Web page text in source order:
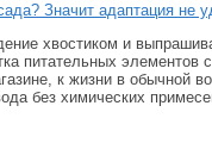
Значит адаптация не
хвостиком и
питательных
к жизни в обычной
без химических